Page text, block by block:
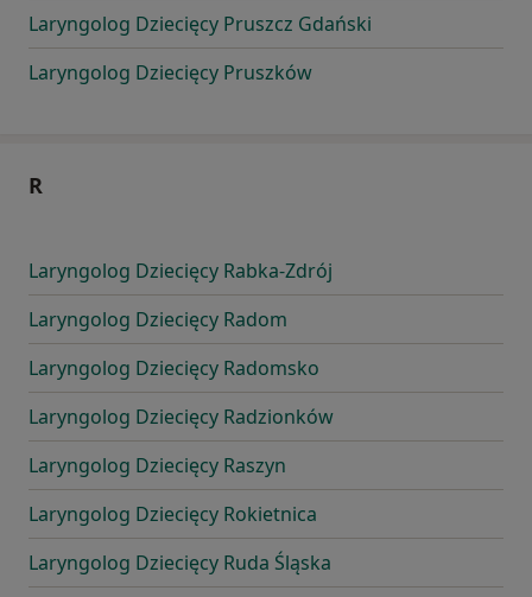
Laryngolog Dziecięcy Pruszcz Gdański
Laryngolog Dziecięcy Pruszków
R
Laryngolog Dziecięcy Rabka-Zdrój
Laryngolog Dziecięcy Radom
Laryngolog Dziecięcy Radomsko
Laryngolog Dziecięcy Radzionków
Laryngolog Dziecięcy Raszyn
Laryngolog Dziecięcy Rokietnica
Laryngolog Dziecięcy Ruda Śląska